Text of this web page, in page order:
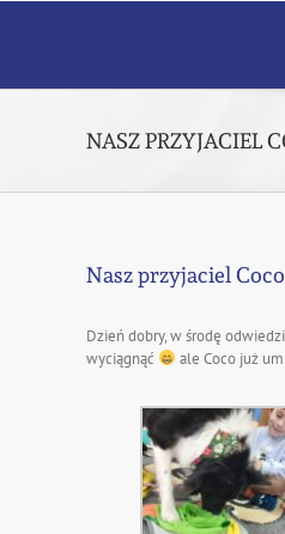
NASZ PRZYJACIEL
Nasz przyjaciel Coco
Dzień dobry, w środę
wyciągnąć
ale Coco już